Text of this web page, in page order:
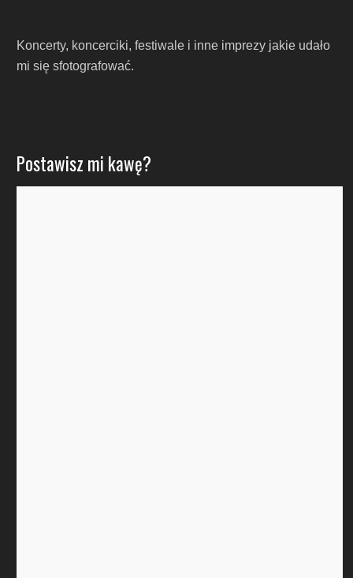
Koncerty, koncerciki, festiwale i inne imprezy jakie udało
mi się sfotografować.
Postawisz mi kawę?